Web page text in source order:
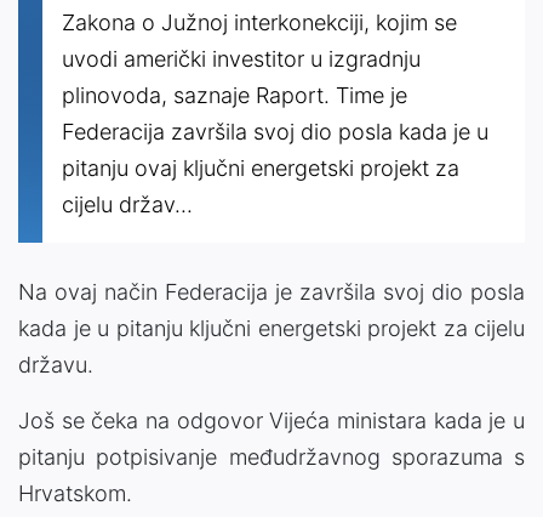
Zakona o Južnoj interkonekciji, kojim se
uvodi američki investitor u izgradnju
plinovoda, saznaje Raport. Time je
Federacija završila svoj dio posla kada je u
pitanju ovaj ključni energetski projekt za
cijelu držav...
Na ovaj način Federacija je završila svoj dio posla
kada je u pitanju ključni energetski projekt za cijelu
državu.
Još se čeka na odgovor Vijeća ministara kada je u
pitanju potpisivanje međudržavnog sporazuma s
Hrvatskom.